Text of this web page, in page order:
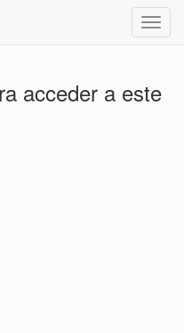
acceder a este